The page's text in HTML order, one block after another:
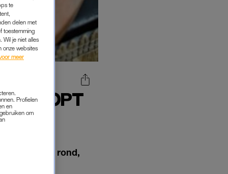
KLOPT
al jarenlang rond,
te
delen met
toestemming
Wil je niet alles
onze websites
meer
Profielen
en
om